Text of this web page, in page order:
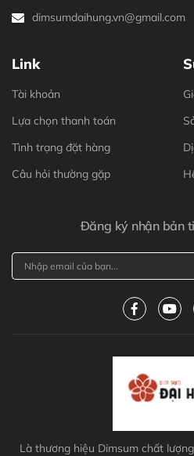
dimsumdaihung.vn@gmail.com
Link
Tài khoản
Lựa chọn thanh toán
Tình trạng đặt hàng
Câu hỏi thường gặp
Đăng ký nhận bản
Là thương hiệu Dimsum chất